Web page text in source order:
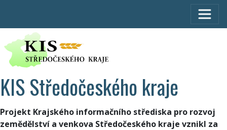
KIS Středočeského kraje
Projekt Krajského informačního střediska pro rozvoj
zemědělství a venkova Středočeského kraje vznikl za